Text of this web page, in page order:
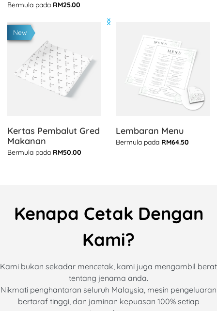
Bermula pada RM25.00
New
Kertas Pembalut Gred
Makanan
Bermula pada RM50.00
Lihat butiran Kertas Pembalut Gred Makanan
Lembaran Menu
Bermula pada RM64.50
Kenapa Cetak Dengan
Kami?
Kami bukan sekadar mencetak, kami juga mengambil berat
tentang jenama anda.
Nikmati penghantaran seluruh Malaysia, mesin pengeluaran
bertaraf tinggi, dan jaminan kepuasan 100% setiap